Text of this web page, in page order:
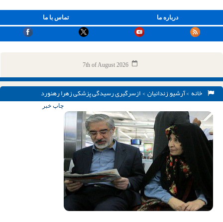
تماس با ما درباره ما
7th of August 2026
خانه >آرشیو,زندانیان> ازسرگیری رسیدگی پزشکی زهرا رهنورد
چاپ خبر